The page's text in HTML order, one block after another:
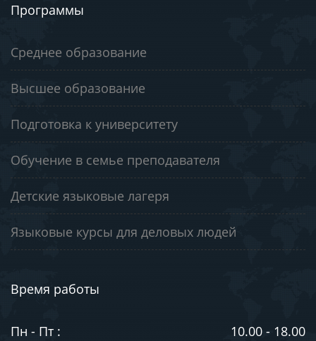
Программы
Среднее образование
Высшее образование
Подготовка к университету
Обучение в семье преподавателя
Детские языковые лагеря
Языковые курсы для деловых людей
Время работы
Пн - Пт : 10.00 - 18.00